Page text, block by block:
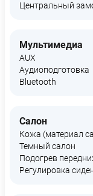
Центральный
Мультимедиа
AUX
Аудиоподготовка
Bluetooth
Салон
Кожа (материал
Темный салон
Подогрев
Регулировка